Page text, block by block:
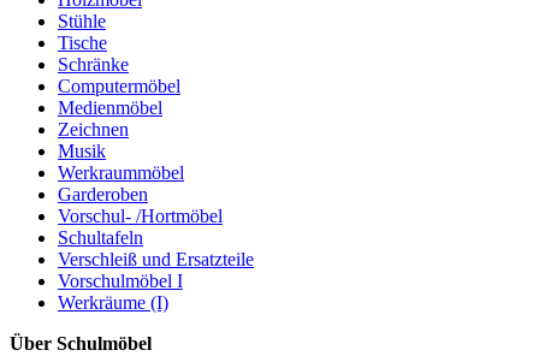
Stühle
Tische
Schränke
Computermöbel
Medienmöbel
Zeichnen
Musik
Werkraummöbel
Garderoben
Vorschul- /Hortmöbel
Schultafeln
Verschleiß und Ersatzteile
Vorschulmöbel I
Werkräume (I)
Über Schulmöbel